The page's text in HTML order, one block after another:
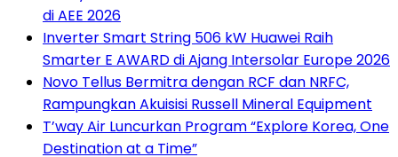
di AEE 2026
Inverter Smart String 506 kW Huawei Raih
Smarter E AWARD di Ajang Intersolar Europe 2026
Novo Tellus Bermitra dengan RCF dan NRFC,
Rampungkan Akuisisi Russell Mineral Equipment
T’way Air Luncurkan Program “Explore Korea, One
Destination at a Time”